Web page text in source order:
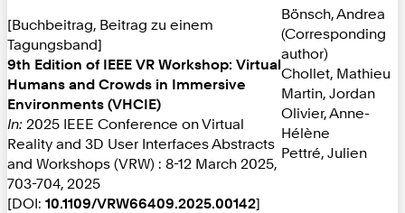
[Buchbeitrag, Beitrag zu einem
Tagungsband]
9th Edition of IEEE VR Workshop: Virtual
Humans and Crowds in Immersive
Environments (VHCIE)
In: 2025 IEEE Conference on Virtual
Reality and 3D User Interfaces Abstracts
and Workshops (VRW) : 8-12 March 2025,
703-704, 2025
[DOI: 10.1109/VRW66409.2025.00142]
Bönsch, Andrea
(Corresponding
author)
Chollet, Mathieu
Martin, Jordan
Olivier, Anne-
Hélène
Pettré, Julien